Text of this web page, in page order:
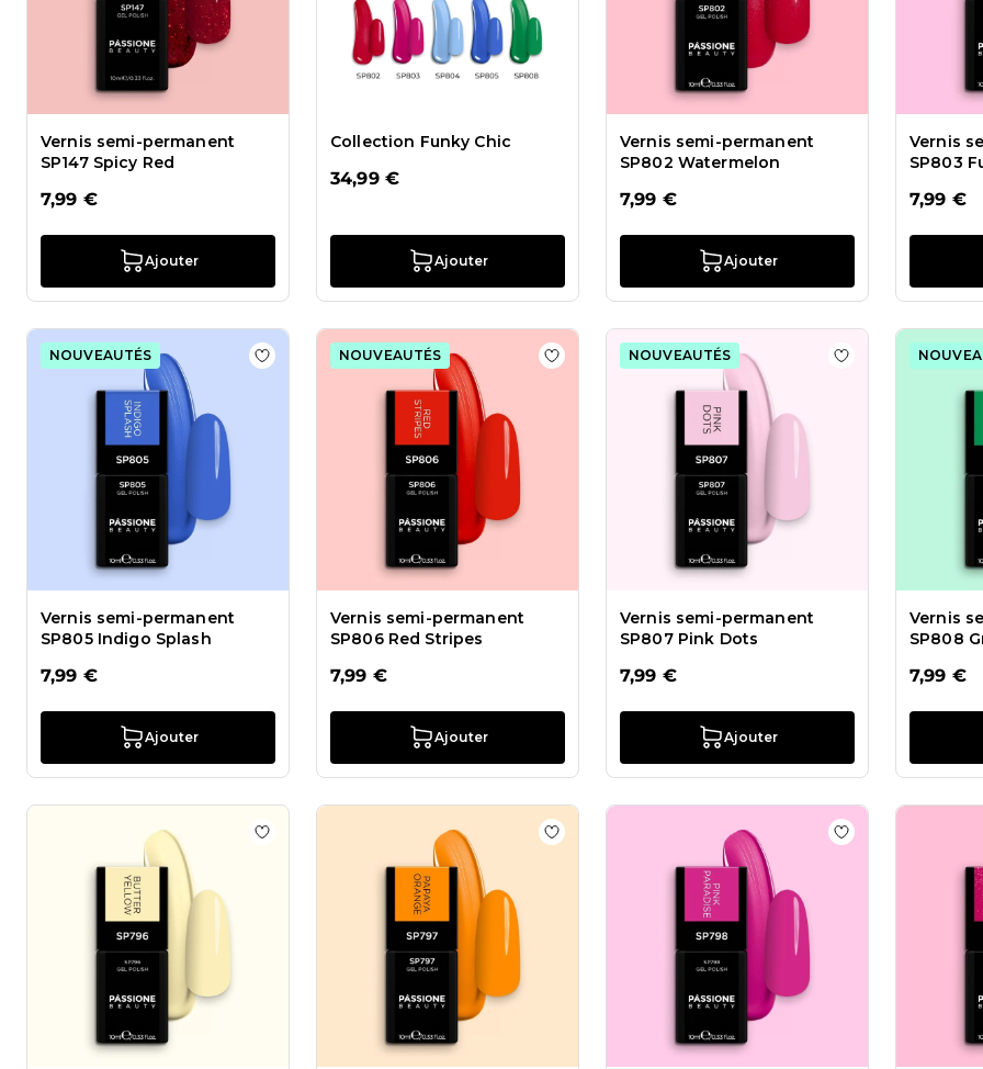
Vernis semi-permanent
SP147 Spicy Red
7,99 €
Ajouter
Collection Funky Chic
34,99 €
Ajouter
Vernis semi-permanent
SP802 Watermelon
7,99 €
Ajouter
Vernis
SP803
7,99 €
NOUVEAUTÉS
Vernis semi-permanent
SP805 Indigo Splash
7,99 €
Ajouter
Ajouter à la liste de souhaits Vernis semi-permanent SP805 Indigo Splash
NOUVEAUTÉS
Vernis semi-permanent
SP806 Red Stripes
7,99 €
Ajouter
Ajouter à la liste de souhaits Vernis semi-permanent
NOUVEAUTÉS
Vernis semi-permanent
SP807 Pink Dots
7,99 €
Ajouter
Ajouter à la liste
Vernis
SP808
7,99 €
Ajouter à la liste de souhaits Vernis semi-permanent SP796 Butter Yellow
Ajouter à la liste de souhaits Vernis semi-permanent
Ajouter à la liste